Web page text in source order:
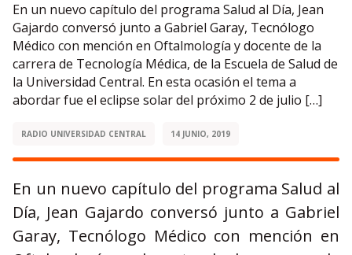
En un nuevo capítulo del programa Salud al Día, Jean
Gajardo conversó junto a Gabriel Garay, Tecnólogo
Médico con mención en Oftalmología y docente de la
carrera de Tecnología Médica, de la Escuela de Salud de
la Universidad Central. En esta ocasión el tema a
abordar fue el eclipse solar del próximo 2 de julio […]
RADIO UNIVERSIDAD CENTRAL 14 JUNIO, 2019
En un nuevo capítulo del programa Salud al
Día, Jean Gajardo conversó junto a Gabriel
Garay, Tecnólogo Médico con mención en